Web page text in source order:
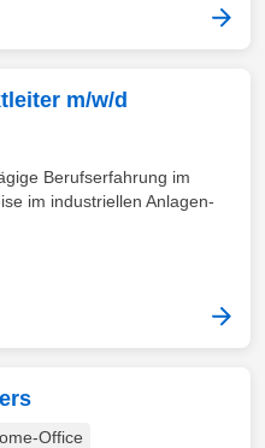
m/w/d
Berufserfahrung im
im industriellen Anlagen-
Office